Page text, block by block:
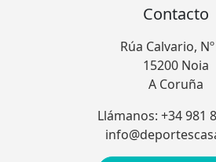
Contacto
Rúa Calvario,
15200 Noia
A Coruña
Llámanos: +34 981